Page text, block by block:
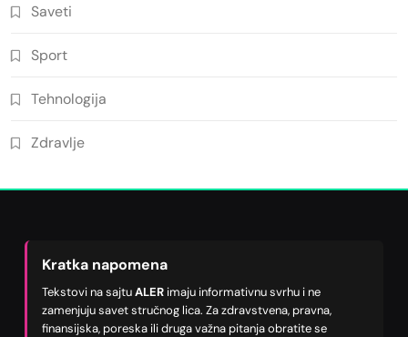
Saveti
Sport
Tehnologija
Zdravlje
Kratka napomena
Tekstovi na sajtuALER imaju informativnu svrhu i ne
zamenjuju savet stručnog lica. Za zdravstvena, pravna,
finansijska, poreska ili druga važna pitanja obratite se